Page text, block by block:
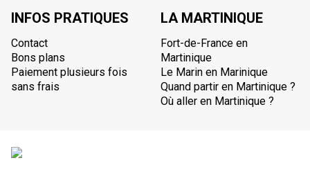
INFOS PRATIQUES
Contact
Bons plans
Paiement plusieurs fois
sans frais
LA MARTINIQUE
Fort-de-France en
Martinique
Le Marin en Marinique
Quand partir en Martinique ?
Où aller en Martinique ?